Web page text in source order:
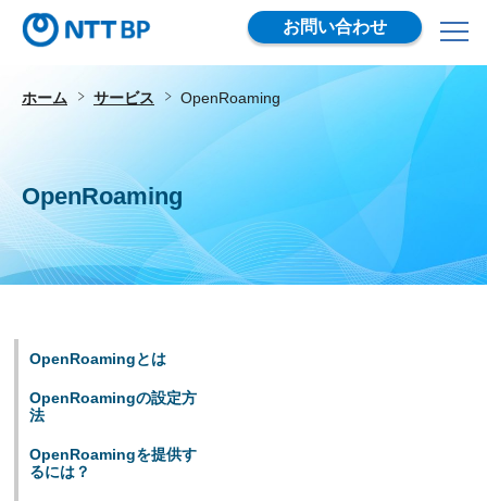
お問い合わせ
ホーム サービス OpenRoaming
OpenRoaming
OpenRoamingとは
OpenRoamingの設定方
法
OpenRoamingを提供す
るには？